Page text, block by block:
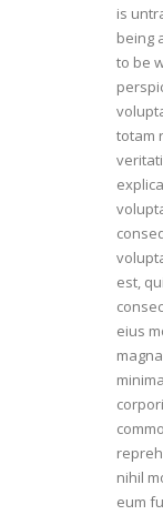
is
being
to be
totam
est,
eius
nihil
eum